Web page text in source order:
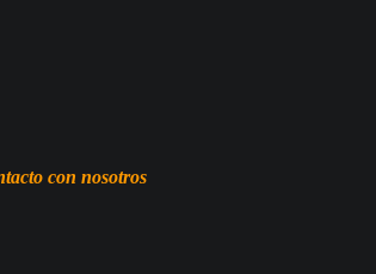
con nosotros